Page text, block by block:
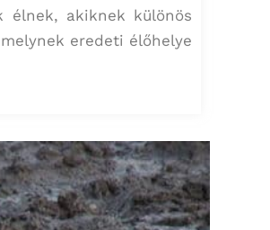
élnek, akiknek különös
eredeti élőhelye